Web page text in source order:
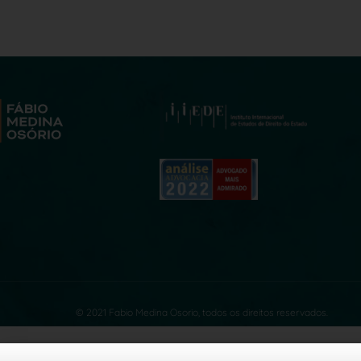
© 2021 Fabio Medina Osorio, todos os direitos reservados.